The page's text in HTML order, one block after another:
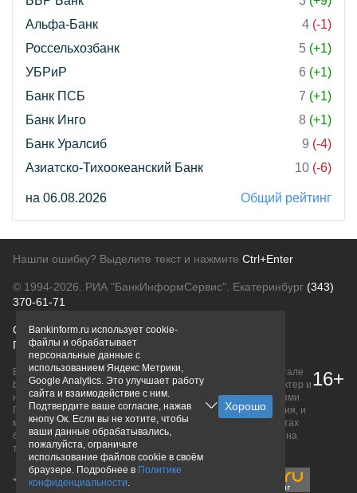
Альфа-Банк
4 (-1)
Россельхозбанк
5 (+1)
УБРиР
6 (+1)
Банк ПСБ
7 (+1)
Банк Инго
8 (+1)
Банк Уралсиб
9 (-4)
Азиатско-Тихоокеанский Банк
10 (-6)
на 06.08.2026 Общий рейтинг
Нашли ошибку? Выделите текст и нажмите Ctrl+Enter
© 1994-2026. РИА "БанкИнформСервис". Екатеринбург (343)
370-61-71
О проектеПолитика конфиденциальности
Правовая информацияДля рекламодателей
Вся информация о продуктах банков, размещенная на портале
bankinform.ru, носит исключительно ознакомительный характер и
не является публичной офертой, определяемой положениями
ГК РФ. Информация не содержит точного и полного описания, и
может быть изменена. Конечные условия уточняйте на сайтах
банков или при личном обращении. Исключительное право на
товарные знаки принадлежит их правообладателям.
16+
Bankinform.ru использует cookie-
файлы и обрабатывает
персональные данные с
использованием Яндекс Метрики,
Google Analytics. Это улучшает работу
сайта и взаимодействие с ним.
Подтвердите ваше согласие, нажав
кнопу Ок. Если вы не хотите, чтобы
ваши данные обрабатывались,
пожалуйста, ограничьте
использование файлов cookie в своём
браузере. Подробнее в Политике
конфиденциальности.